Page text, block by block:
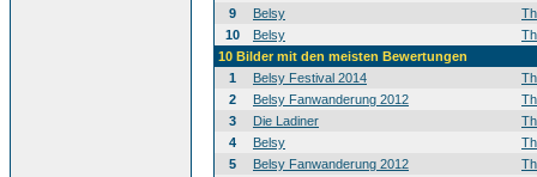
9
Belsy
10
Belsy
10 Bilder mit den meisten Bewertungen
1
Belsy Festival 2014
2
Belsy Fanwanderung 2012
3
Die Ladiner
4
Belsy
5
Belsy Fanwanderung 2012